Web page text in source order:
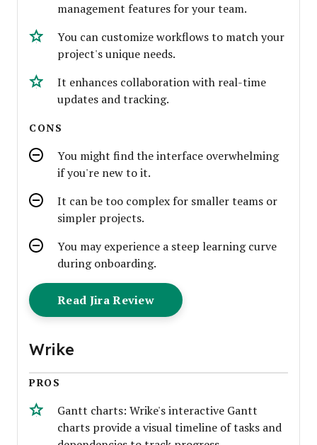
management features for your team.
You can customize workflows to match your
project's unique needs.
It enhances collaboration with real-time
updates and tracking.
CONS
You might find the interface overwhelming
if you're new to it.
It can be too complex for smaller teams or
simpler projects.
You may experience a steep learning curve
during onboarding.
Read Jira ReviewOpens New Window
Wrike
PROS
Gantt charts: Wrike's interactive Gantt
charts provide a visual timeline of tasks and